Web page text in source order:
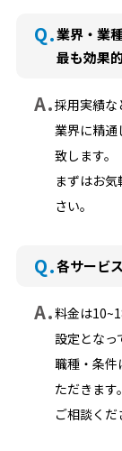
Q.業界・業
最も効果
A.採用実績な
業界に精通
致します。
まずはお気
さい。
Q.各サービ
A.料金は
設定となっ
職種・条件
ただきます
ご相談くだ